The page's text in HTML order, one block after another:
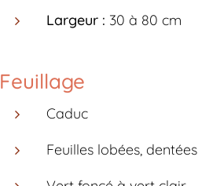
Largeur : 30 à 80 cm
Feuillage
Caduc
Feuilles lobées, dentées